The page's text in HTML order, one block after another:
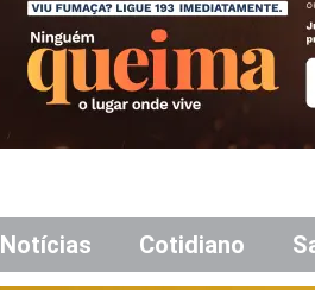
Notícias Cotidiano